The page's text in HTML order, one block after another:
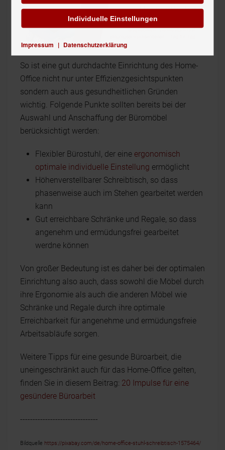
So ist eine gut durchdachte Einrichtung des Home-
Office nicht nur unter Effizienzgesichtspunkten
sondern auch aus gesundheitlichen Gründen
wichtig. Folgende Punkte sollten bereits bei der
Auswahl und Anschaffung der Büromöbel
berücksichtigt werden:
Flexibler Bürostuhl, der eine ergonomisch
optimale individuelle Einstellung ermöglicht
Höhenverstellbarer Schreibtisch, so dass
phasenweise auch im Stehen gearbeitet werden
kann
Gut erreichbare Schränke und Regale, so dass
angenehm und ermüdungsfrei gearbeitet
werdne können
Von großer Bedeutung ist es daher bei der optimalen
Einrichtung also auch, dass sowohl die Möbel durch
ihre Ergonomie als auch die anderen Möbel wie
Schränke und Regale durch ihre optimale
Erreichbarkeit für angenehme und ermüdungsfreie
Arbeitsabläufe sorgen.
Weitere Tipps für eine gesunde Büroarbeit, die
uneingeschränkt auch für das Home-Office gelten,
finden Sie in diesem Beitrag: 20 Impulse für eine
gesündere Büroarbeit
-------------------------------
Bildquelle https://pixabay.com/de/home-office-stuhl-schreibtisch-1575464/
Impressum | Datenschutzerklärung
Individuelle Einstellungen